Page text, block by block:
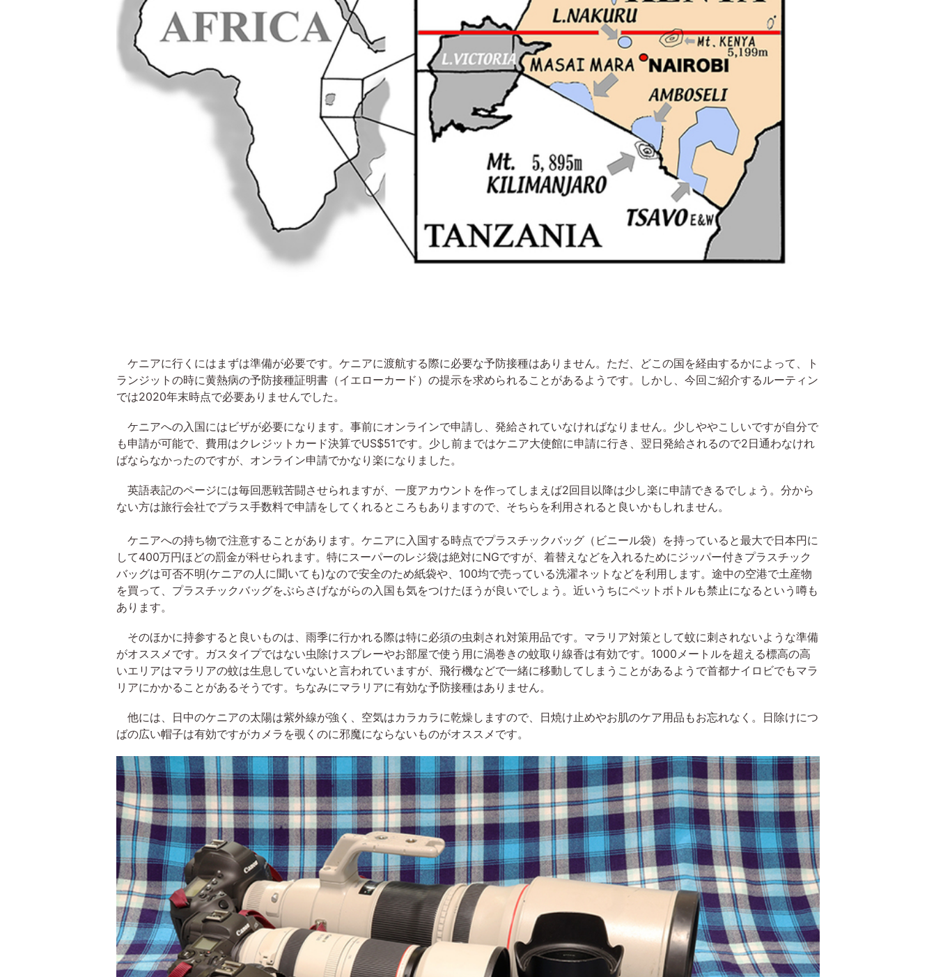
ケニアに行くにはまずは準備が必要です。ケニアに渡航する際に必要な予防接種はありません。ただ、どこの国を経由するかによって、ト
ランジットの時に黄熱病の予防接種証明書（イエローカード）の提示を求められることがあるようです。しかし、今回ご紹介するルーティン
では2020年末時点で必要ありませんでした。
ケニアへの入国にはビザが必要になります。事前にオンラインで申請し、発給されていなければなりません。少しややこしいですが自分で
も申請が可能で、費用はクレジットカード決算でUS$51です。少し前まではケニア大使館に申請に行き、翌日発給されるので2日通わなけれ
ばならなかったのですが、オンライン申請でかなり楽になりました。
英語表記のページには毎回悪戦苦闘させられますが、一度アカウントを作ってしまえば2回目以降は少し楽に申請できるでしょう。分から
ない方は旅行会社でプラス手数料で申請をしてくれるところもありますので、そちらを利用されると良いかもしれません。
ケニアへの持ち物で注意することがあります。ケニアに入国する時点でプラスチックバッグ（ビニール袋）を持っていると最大で日本円に
して400万円ほどの罰金が科せられます。特にスーパーのレジ袋は絶対にNGですが、着替えなどを入れるためにジッパー付きプラスチック
バッグは可否不明(ケニアの人に聞いても)なので安全のため紙袋や、100均で売っている洗濯ネットなどを利用します。途中の空港で土産物
を買って、プラスチックバッグをぶらさげながらの入国も気をつけたほうが良いでしょう。近いうちにペットボトルも禁止になるという噂も
あります。
そのほかに持参すると良いものは、雨季に行かれる際は特に必須の虫刺され対策用品です。マラリア対策として蚊に刺されないような準備
がオススメです。ガスタイプではない虫除けスプレーやお部屋で使う用に渦巻きの蚊取り線香は有効です。1000メートルを超える標高の高
いエリアはマラリアの蚊は生息していないと言われていますが、飛行機などで一緒に移動してしまうことがあるようで首都ナイロビでもマラ
リアにかかることがあるそうです。ちなみにマラリアに有効な予防接種はありません。
他には、日中のケニアの太陽は紫外線が強く、空気はカラカラに乾燥しますので、日焼け止めやお肌のケア用品もお忘れなく。日除けにつ
ばの広い帽子は有効ですがカメラを覗くのに邪魔にならないものがオススメです。